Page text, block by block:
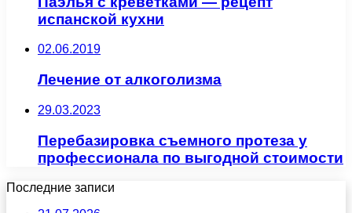
испанской кухни
02.06.2019
Лечение от алкоголизма
29.03.2023
Перебазировка съемного протеза у
профессионала по выгодной стоимости
Последние записи